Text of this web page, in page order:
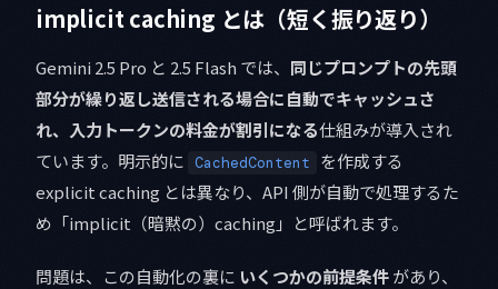
implicit caching とは（短く振り返り）
Gemini 2.5 Pro と 2.5 Flash では、 同じプロンプトの先頭
部分が繰り返し送信される場合に自動でキャッシュさ
れ、入力トークンの料金が割引になる仕組みが導入され
ています。明示的に CachedContent
を作成する
explicit caching とは異なり、API 側が自動で処理するた
め「implicit（暗黙の）caching」と呼ばれます。
問題は、この自動化の裏に いくつかの前提条件があり、